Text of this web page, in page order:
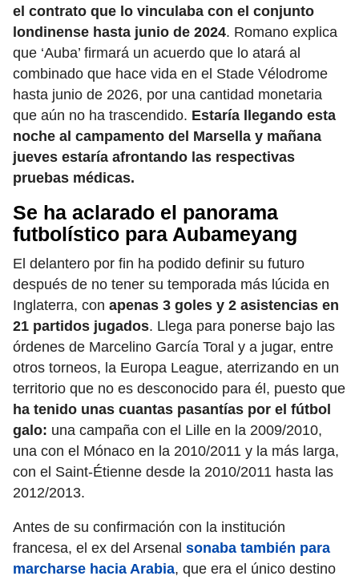
el contrato que lo vinculaba con el conjunto
londinense hasta junio de 2024. Romano explica
que ‘Auba’ firmará un acuerdo que lo atará al
combinado que hace vida en el Stade Vélodrome
hasta junio de 2026, por una cantidad monetaria
que aún no ha trascendido. Estaría llegando esta
noche al campamento del Marsella y mañana
jueves estaría afrontando las respectivas
pruebas médicas.
Se ha aclarado el panorama
futbolístico para Aubameyang
El delantero por fin ha podido definir su futuro
después de no tener su temporada más lúcida en
Inglaterra, con apenas 3 goles y 2 asistencias en
21 partidos jugados. Llega para ponerse bajo las
órdenes de Marcelino García Toral y a jugar, entre
otros torneos, la Europa League, aterrizando en un
territorio que no es desconocido para él, puesto que
ha tenido unas cuantas pasantías por el fútbol
galo: una campaña con el Lille en la 2009/2010,
una con el Mónaco en la 2010/2011 y la más larga,
con el Saint-Étienne desde la 2010/2011 hasta las
2012/2013.
Antes de su confirmación con la institución
francesa, el ex del Arsenal sonaba también para
marcharse hacia Arabia, que era el único destino